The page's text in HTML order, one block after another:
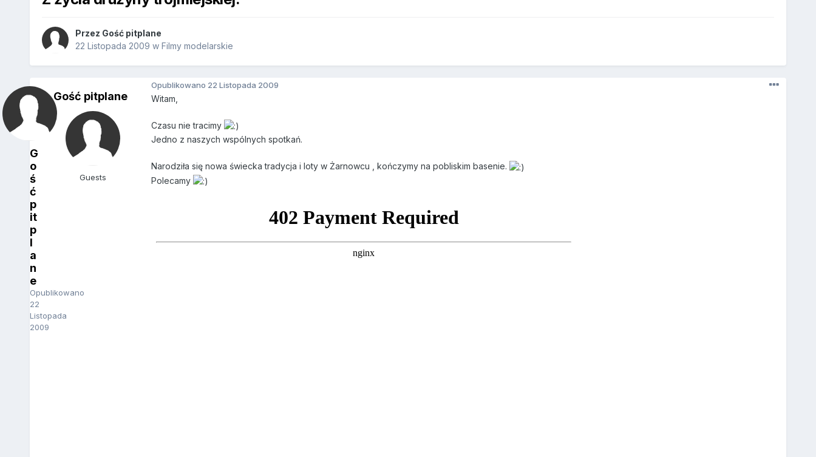
Przez Gość pitplane
22 Listopada 2009 w Filmy modelarskie
G
o
ś
ć
p
it
p
l
a
n
e
Opublikowano
22
Listopada
2009
Gość pitplane
Guests
Opublikowano 22 Listopada 2009
Witam,
Czasu nie tracimy
Jedno z naszych wspólnych spotkań.
Narodziła się nowa świecka tradycja i loty w Żarnowcu , kończymy na pobliskim basenie.
Polecamy